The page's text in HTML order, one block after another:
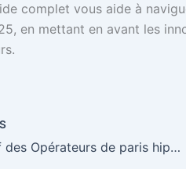
complet vous aide à
en mettant en avant les
Comparatif des Opérateurs de paris hippiques en Afrique: Avantages et Offres Spécifiques